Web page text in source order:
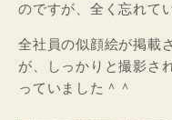
のですが、全く忘れて
全社員の似顔絵が掲載
が、しっかりと撮影さ
っていました＾＾